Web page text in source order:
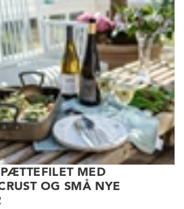
MED
OG SMÅ NYE